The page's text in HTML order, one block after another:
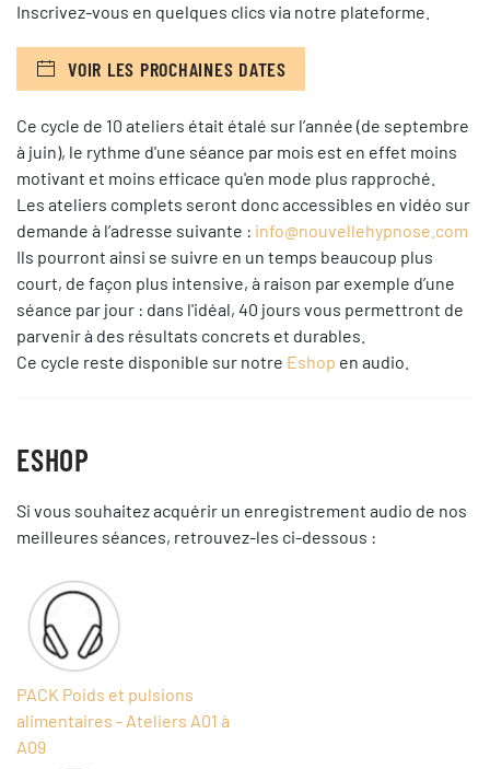
Inscrivez-vous en quelques clics via notre plateforme.
VOIR LES PROCHAINES DATES
Ce cycle de 10 ateliers était étalé sur l’année (de septembre
à juin), le rythme d'une séance par mois est en effet moins
motivant et moins efficace qu'en mode plus rapproché.
Les ateliers complets seront donc accessibles en vidéo sur
demande à l’adresse suivante : info@nouvellehypnose.com
Ils pourront ainsi se suivre en un temps beaucoup plus
court, de façon plus intensive, à raison par exemple d’une
séance par jour : dans l'idéal, 40 jours vous permettront de
parvenir à des résultats concrets et durables.
Ce cycle reste disponible sur notre Eshop en audio.
ESHOP
Si vous souhaitez acquérir un enregistrement audio de nos
meilleures séances, retrouvez-les ci-dessous :
PACK Poids et pulsions
alimentaires - Ateliers A01 à
A09